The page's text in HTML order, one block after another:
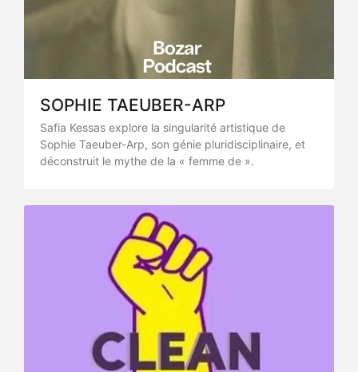
SOPHIE TAEUBER-ARP
Safia Kessas explore la singularité artistique de
Sophie Taeuber-Arp, son génie pluridisciplinaire, et
déconstruit le mythe de la « femme de ».